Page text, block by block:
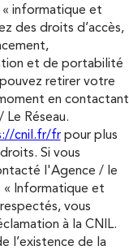
informatique et
des droits d’accès,
et de portabilité
retirer votre
en contactant
Réseau.
cnil.fr/frpour plus
Si vous
l'Agence / le
« Informatique et
vous
à la CNIL.
l’existence de la